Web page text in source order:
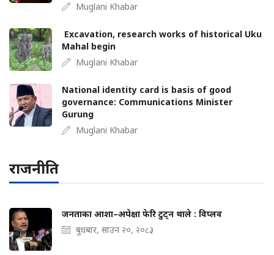
Muglani Khabar
Excavation, research works of historical Uku
Mahal begin
Muglani Khabar
National identity card is basis of good
governance: Communications Minister
Gurung
Muglani Khabar
राजनीति
जनताका आशा–अपेक्षा फेरि टुट्न थाले : विप्लव
बुधबार, साउन २०, २०८३